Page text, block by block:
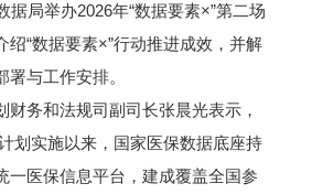
局举办2026年“数据要素×”第二场
绍“数据要素×”行动推进成效，并解
与工作安排。
务和法规司副司长张晨光表示，
划实施以来，国家医保数据底座持
一医保信息平台，建成覆盖全国参